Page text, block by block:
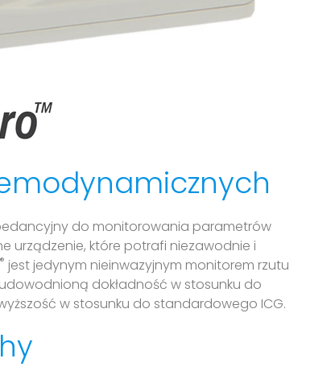
do monitorowania parametrów
urządzenie, które potrafi niezawodnie i
jest jedynym nieinwazyjnym monitorem rzutu
dokładność w stosunku do
w stosunku do standardowego ICG.